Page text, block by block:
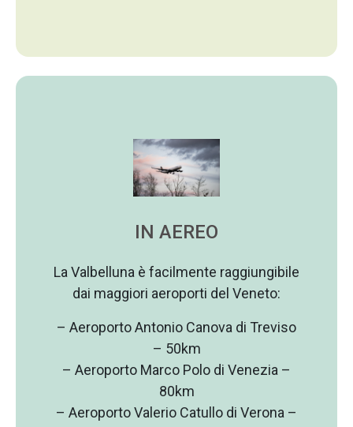
IN AEREO
La Valbelluna è facilmente raggiungibile
dai maggiori aeroporti del Veneto:
– Aeroporto Antonio Canova di Treviso
– 50km
– Aeroporto Marco Polo di Venezia –
80km
– Aeroporto Valerio Catullo di Verona –